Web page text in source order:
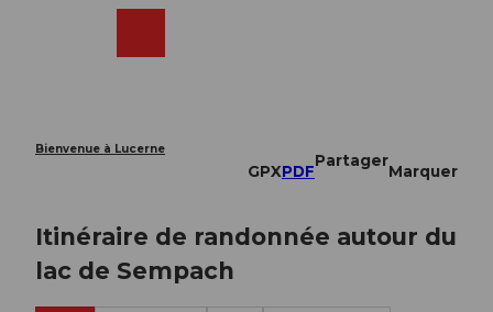
Bienvenue à Lucerne
GPXPDF
Partager
Marquer
Itinéraire de randonnée autour du
lac de Sempach